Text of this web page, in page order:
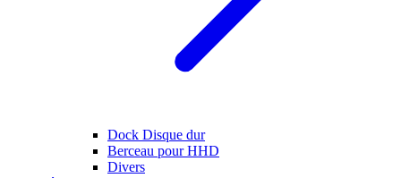
Dock Disque dur
Berceau pour HHD
Divers